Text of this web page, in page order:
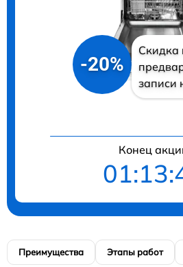
-20%
Скидка
записи
Конец
Преимущества Этапы работ